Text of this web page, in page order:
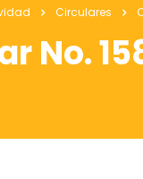
Circulares
No.